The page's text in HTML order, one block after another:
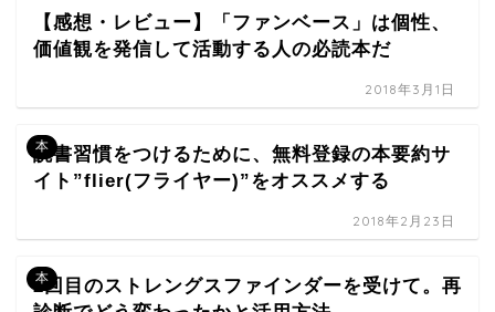
【感想・レビュー】「ファンベース」は個性、
価値観を発信して活動する人の必読本だ
2018年3月1日
本
読書習慣をつけるために、無料登録の本要約サ
イト”flier(フライヤー)”をオススメする
2018年2月23日
本
2回目のストレングスファインダーを受けて。再